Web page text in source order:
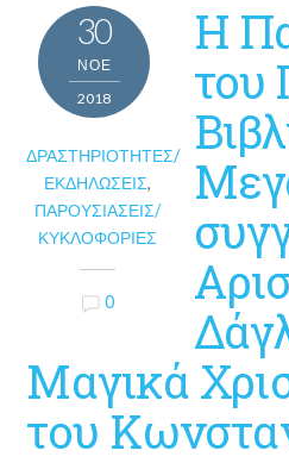
30
ΝΟΈ
2018
ΔΡΑΣΤΗΡΙΌΤΗΤΕΣ/
ΕΚΔΗΛΏΣΕΙΣ,
ΠΑΡΟΥΣΙΆΣΕΙΣ/
ΚΥΚΛΟΦΟΡΊΕΣ
0
H
του
Μαγικά
του